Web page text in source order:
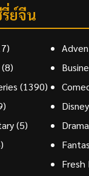
ย์จีน
(8)
(1390)
(5) Drama
Fresh